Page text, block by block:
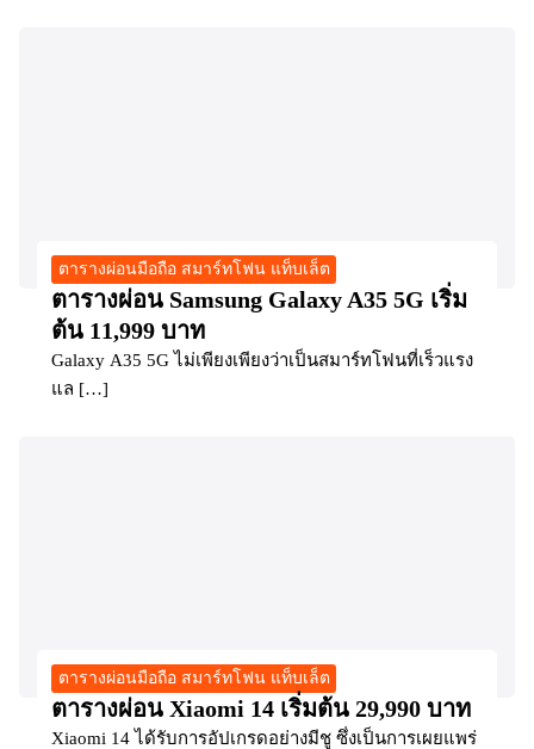
ตารางผ่อนมือถือ สมาร์ทโฟน แท็บเล็ต
ตารางผ่อน Samsung Galaxy A35 5G เริ่ม
ต้น 11,999 บาท
Galaxy A35 5G ไม่เพียงเพียงว่าเป็นสมาร์ทโฟนที่เร็วแรง
แล […]
ตารางผ่อนมือถือ สมาร์ทโฟน แท็บเล็ต
ตารางผ่อน Xiaomi 14 เริ่มต้น 29,990 บาท
Xiaomi 14 ได้รับการอัปเกรดอย่างมีชู ซึ่งเป็นการเผยแพร่